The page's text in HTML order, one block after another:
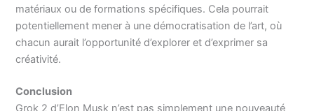
matériaux ou de formations spécifiques. Cela pourrait
potentiellement mener à une démocratisation de l’art, où
chacun aurait l’opportunité d’explorer et d’exprimer sa
créativité.
Conclusion
Grok 2 d’Elon Musk n’est pas simplement une nouveauté